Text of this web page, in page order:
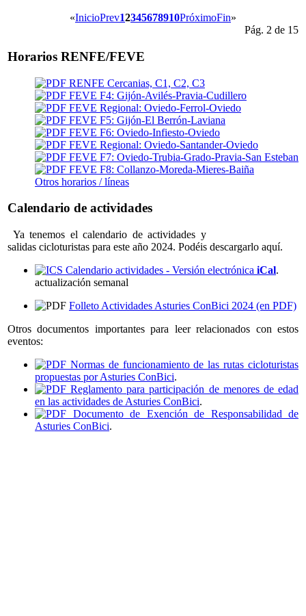
«InicioPrev12345678910PróximoFin»
Pág. 2 de 15
Horarios RENFE/FEVE
RENFE Cercanias, C1, C2, C3
FEVE F4: Gijón-Avilés-Pravia-Cudillero
FEVE Regional: Oviedo-Ferrol-Oviedo
FEVE F5: Gijón-El Berrón-Laviana
FEVE F6: Oviedo-Infiesto-Oviedo
FEVE Regional: Oviedo-Santander-Oviedo
FEVE F7: Oviedo-Trubia-Grado-Pravia-San Esteban
FEVE F8: Collanzo-Moreda-Mieres-Baiña
Otros horarios / líneas
Calendario de actividades
Ya tenemos el calendario de actividades y
salidas cicloturistas para este año 2024. Podéis descargarlo aquí.
Calendario actividades - Versión electrónica iCal.
actualización semanal
Folleto Actividades Asturies ConBici 2024 (en PDF)
Otros documentos importantes para leer relacionados con estos
eventos:
Normas de funcionamiento de las rutas cicloturistas
propuestas por Asturies ConBici.
Reglamento para participación de menores de edad
en las actividades de Asturies ConBici.
Documento de Exención de Responsabilidad de
Asturies ConBici.